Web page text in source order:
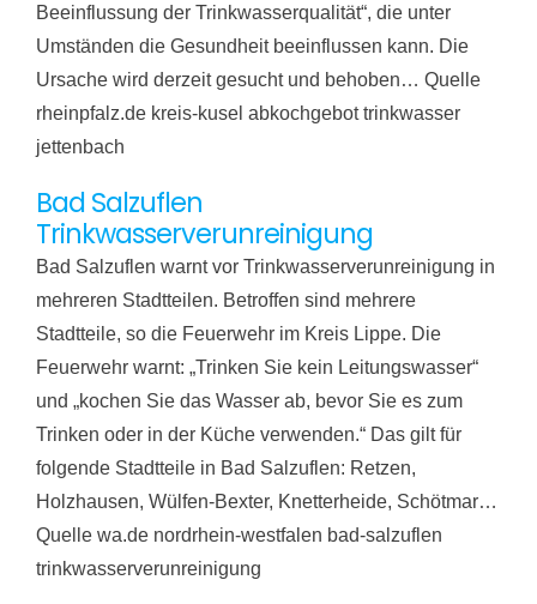
Beeinflussung der Trinkwasserqualität“, die unter
Umständen die Gesundheit beeinflussen kann. Die
Ursache wird derzeit gesucht und behoben… Quelle
rheinpfalz.de kreis-kusel abkochgebot trinkwasser
jettenbach
Bad Salzuflen
Trinkwasserverunreinigung
Bad Salzuflen warnt vor Trinkwasserverunreinigung in
mehreren Stadtteilen. Betroffen sind mehrere
Stadtteile, so die Feuerwehr im Kreis Lippe. Die
Feuerwehr warnt: „Trinken Sie kein Leitungswasser“
und „kochen Sie das Wasser ab, bevor Sie es zum
Trinken oder in der Küche verwenden.“ Das gilt für
folgende Stadtteile in Bad Salzuflen: Retzen,
Holzhausen, Wülfen-Bexter, Knetterheide, Schötmar…
Quelle wa.de nordrhein-westfalen bad-salzuflen
trinkwasserverunreinigung